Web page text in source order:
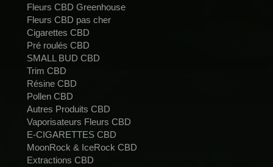
Fleurs CBD Greenhouse
Fleurs CBD pas cher
Cigarettes CBD
Pré roulés CBD
SMALL BUD CBD
Trim CBD
Résine CBD
Pollen CBD
Autres Produits CBD
Vaporisateurs Fleurs CBD
E-CIGARETTES CBD
MoonRock & IceRock CBD
Extractions CBD